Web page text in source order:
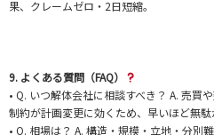
果、クレームゼロ・2日短縮。
9. よくある質問（FAQ）
• Q. いつ解体会社に相談すべき？ A. 売買
制約が計画変更に効くため、早いほど無駄
• Q. 相場は？ A. 構造・規模・立地・分別